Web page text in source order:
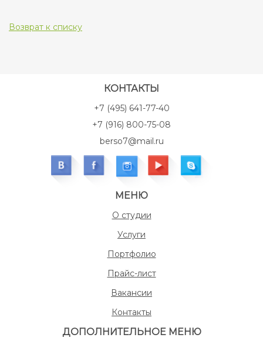
Возврат к списку
КОНТАКТЫ
+7 (495) 641-77-40
+7 (916) 800-75-08
berso7@mail.ru
МЕНЮ
О студии
Услуги
Портфолио
Прайс-лист
Вакансии
Контакты
ДОПОЛНИТЕЛЬНОЕ МЕНЮ